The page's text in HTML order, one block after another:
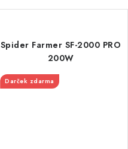
Spider Farmer SF-2000 PRO
200W
Darček zdarma